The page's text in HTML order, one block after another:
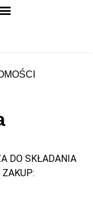
DO SKŁADANIA